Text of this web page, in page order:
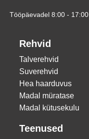
Tööpäevadel 8:00 - 17:00
Rehvid
Talverehvid
Suverehvid
Hea haarduvus
Madal müratase
Madal kütusekulu
Teenused